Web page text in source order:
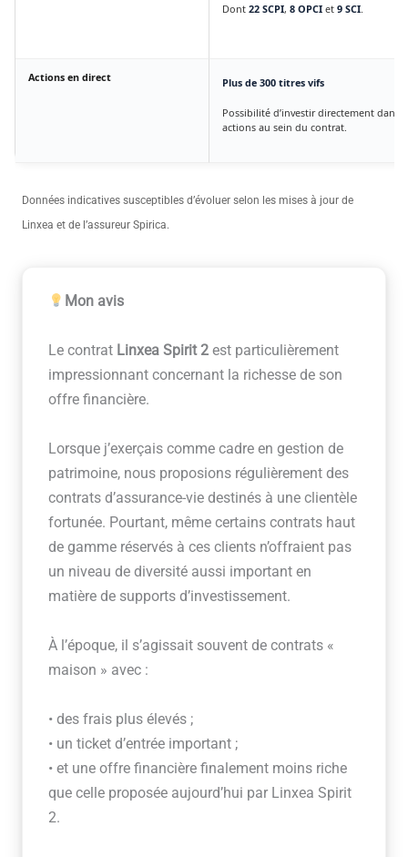
Dont 22 SCPI, 8 OPCIet 9 SCI.
Actions en direct Plus de 300 titres vifs
Possibilité d’investir directement dans
actions au sein du contrat.
Données indicatives susceptibles d’évoluer selon les mises à jour de
Linxea et de l’assureur Spirica.
Mon avis
Le contrat Linxea Spirit 2est particulièrement
impressionnant concernant la richesse de son
offre financière.
Lorsque j’exerçais comme cadre en gestion de
patrimoine, nous proposions régulièrement des
contrats d’assurance-vie destinés à une clientèle
fortunée. Pourtant, même certains contrats haut
de gamme réservés à ces clients n’offraient pas
un niveau de diversité aussi important en
matière de supports d’investissement.
À l’époque, il s’agissait souvent de contrats «
maison » avec :
• des frais plus élevés ;
• un ticket d’entrée important ;
• et une offre financière finalement moins riche
que celle proposée aujourd’hui par Linxea Spirit
2.